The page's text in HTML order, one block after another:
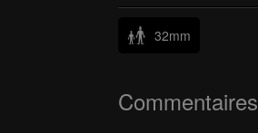
32mm
Commentaires